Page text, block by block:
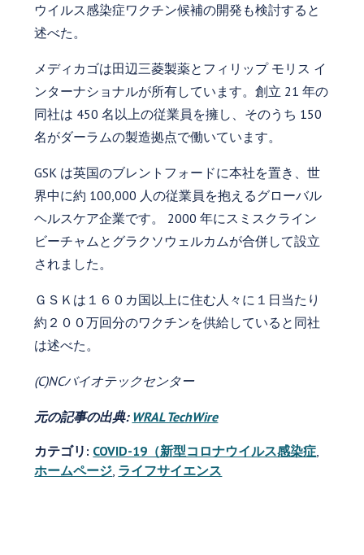
ウイルス感染症ワクチン候補の開発も検討すると
述べた。
メディカゴは田辺三菱製薬とフィリップ モリス イ
ンターナショナルが所有しています。創立 21 年の
同社は 450 名以上の従業員を擁し、そのうち 150
名がダーラムの製造拠点で働いています。
GSK は英国のブレントフォードに本社を置き、世
界中に約 100,000 人の従業員を抱えるグローバル
ヘルスケア企業です。 2000 年にスミスクライン
ビーチャムとグラクソウェルカムが合併して設立
されました。
ＧＳＫは１６０カ国以上に住む人々に１日当たり
約２００万回分のワクチンを供給していると同社
は述べた。
(C)NCバイオテックセンター
元の記事の出典: WRAL TechWire
カテゴリ: COVID-19（新型コロナウイルス感染症
ホームページ ライフサイエンス